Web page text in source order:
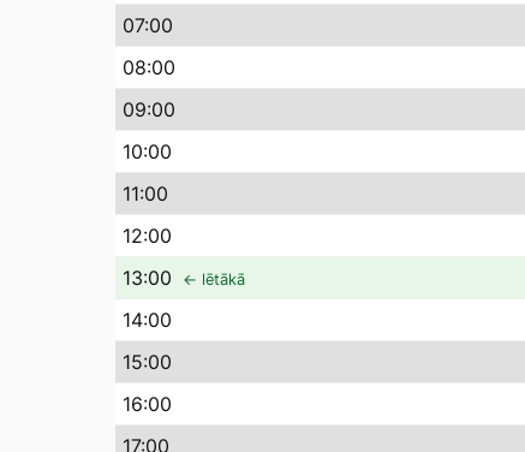
07:00
08:00
09:00
10:00
11:00
12:00
13:00 ← lētākā
14:00
15:00
16:00
17:00